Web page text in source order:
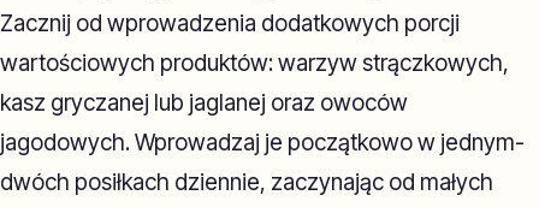
Zacznij od wprowadzenia dodatkowych porcji
wartościowych produktów: warzyw strączkowych,
kasz gryczanej lub jaglanej oraz owoców
jagodowych. Wprowadzaj je początkowo w jednym-
dwóch posiłkach dziennie, zaczynając od małych